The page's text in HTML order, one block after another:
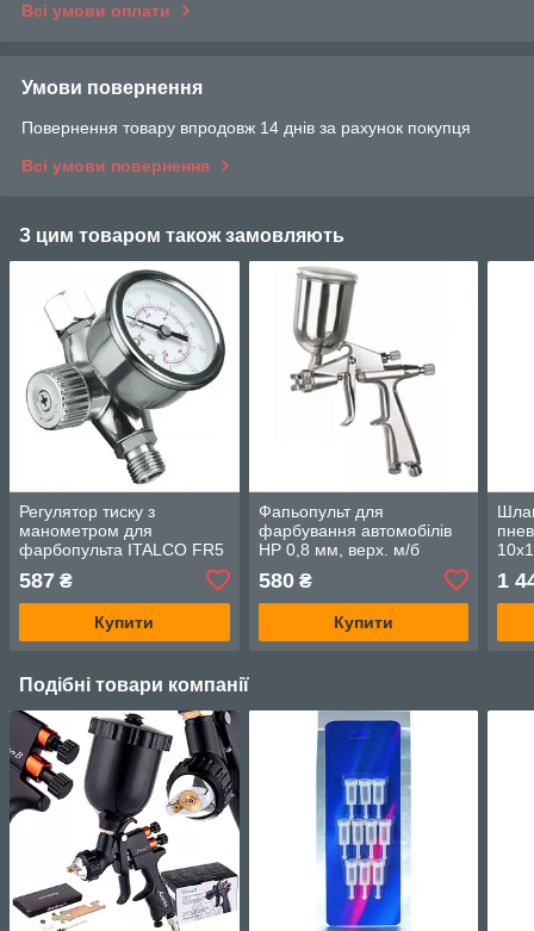
Всі умови оплати
Умови повернення
Повернення товару впродовж 14 днів за рахунок покупця
Всі умови повернення
З цим товаром також замовляють
Регулятор тиску з
манометром для
фарбопульта ITALCO FR5
587 ₴
Купити
Фапьопульт для
фарбування автомобілів
HP 0,8 мм, верх. м/б
580₴
Купити
1
Подібні товари компанії